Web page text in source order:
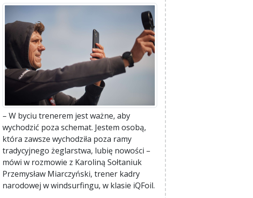
– W byciu trenerem jest ważne, aby
wychodzić poza schemat. Jestem osobą,
która zawsze wychodziła poza ramy
tradycyjnego żeglarstwa, lubię nowości –
mówi w rozmowie z Karoliną Sołtaniuk
Przemysław Miarczyński, trener kadry
narodowej w windsurfingu, w klasie iQFoil.